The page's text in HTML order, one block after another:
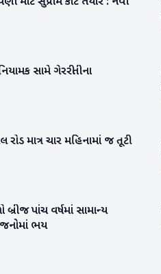
સામે ગેરરીતીના
માત્ર ચાર મહિનામાં જ તૂટી
બ્રીજ પાંચ વર્ષમાં સામાન્ય
ભય